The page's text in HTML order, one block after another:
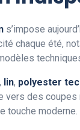
s’impose
chaque été,
, lin, polyester
vers des
touche